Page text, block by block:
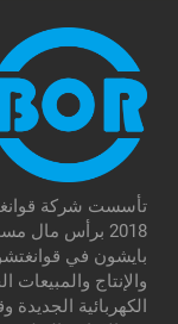
تأسست شركة
بايشون في
والإنتاج
الكهربائية